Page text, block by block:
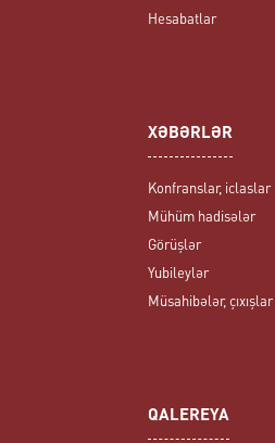
Hesabatlar
XƏBƏRLƏR
Konfranslar, iclaslar
Mühüm hadisələr
Görüşlər
Yubileylər
Müsahibələr, çıxışlar
QALEREYA